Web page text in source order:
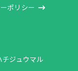
ポリシー
ジュウマル